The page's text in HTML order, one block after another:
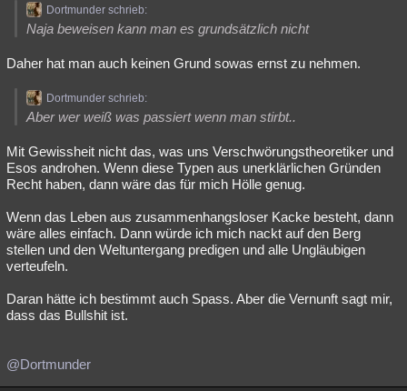
Dortmunder schrieb:
Naja beweisen kann man es grundsätzlich nicht
Daher hat man auch keinen Grund sowas ernst zu nehmen.
Dortmunder schrieb:
Aber wer weiß was passiert wenn man stirbt..
Mit Gewissheit nicht das, was uns Verschwörungstheoretiker und
Esos androhen. Wenn diese Typen aus unerklärlichen Gründen
Recht haben, dann wäre das für mich Hölle genug.
Wenn das Leben aus zusammenhangsloser Kacke besteht, dann
wäre alles einfach. Dann würde ich mich nackt auf den Berg
stellen und den Weltuntergang predigen und alle Ungläubigen
verteufeln.
Daran hätte ich bestimmt auch Spass. Aber die Vernunft sagt mir,
dass das Bullshit ist.
@Dortmunder